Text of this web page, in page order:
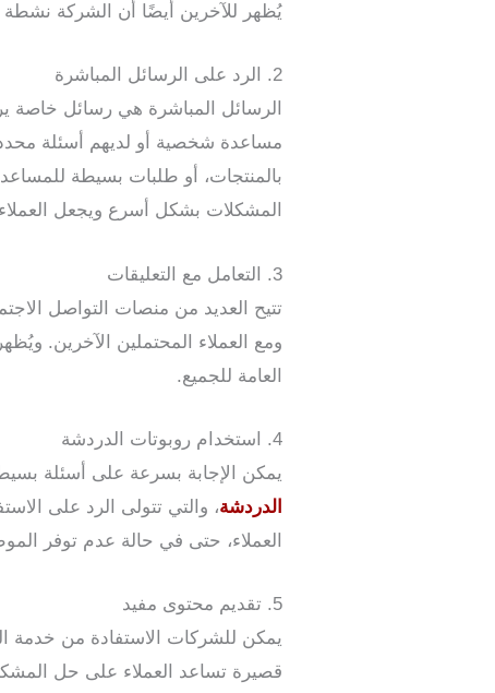
يُظهر للآخرين أيضًا أن الشركة نشطة
2. الرد على الرسائل المباشرة
الرسائل المباشرة هي رسائل خاصة
مساعدة شخصية أو لديهم أسئلة
بالمنتجات، أو طلبات بسيطة
المشكلات بشكل أسرع ويجعل
3. التعامل مع التعليقات
تتيح العديد من منصات التواصل
ومع العملاء المحتملين الآخرين.
العامة للجميع.
4. استخدام روبوتات الدردشة
يمكن الإجابة بسرعة على أسئلة
الدردشة، والتي تتولى الرد على
العملاء، حتى في حالة عدم توفر
5. تقديم محتوى مفيد
يمكن للشركات الاستفادة من خدمة
قصيرة تساعد العملاء على حل